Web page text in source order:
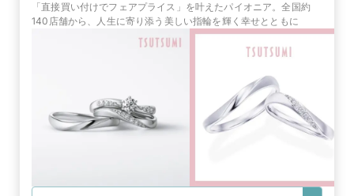
「直接買い付けでフェアプライス」を叶えたパイオニア。全国約
140店舗から、人生に寄り添う美しい指輪を輝く幸せとともに